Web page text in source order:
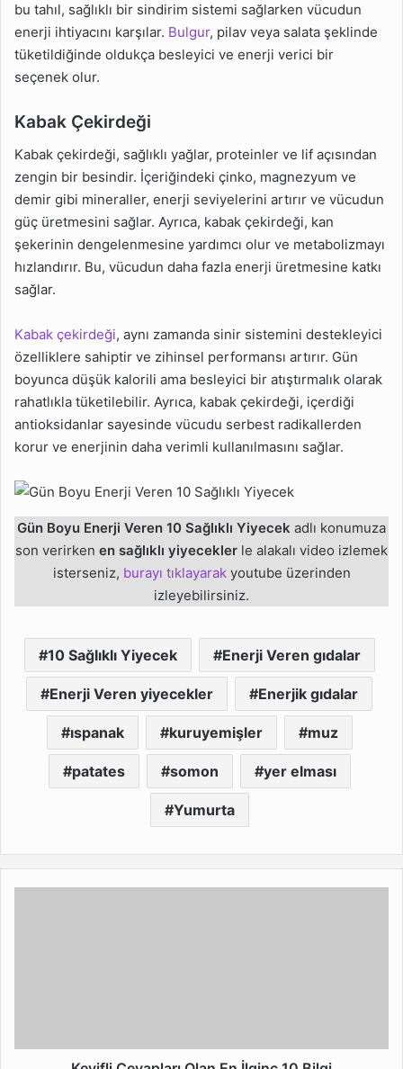
bu tahıl, sağlıklı bir sindirim sistemi sağlarken vücudun
enerji ihtiyacını karşılar. Bulgur, pilav veya salata şeklinde
tüketildiğinde oldukça besleyici ve enerji verici bir
seçenek olur.
Kabak Çekirdeği
Kabak çekirdeği, sağlıklı yağlar, proteinler ve lif açısından
zengin bir besindir. İçeriğindeki çinko, magnezyum ve
demir gibi mineraller, enerji seviyelerini artırır ve vücudun
güç üretmesini sağlar. Ayrıca, kabak çekirdeği, kan
şekerinin dengelenmesine yardımcı olur ve metabolizmayı
hızlandırır. Bu, vücudun daha fazla enerji üretmesine katkı
sağlar.
Kabak çekirdeği, aynı zamanda sinir sistemini destekleyici
özelliklere sahiptir ve zihinsel performansı artırır. Gün
boyunca düşük kalorili ama besleyici bir atıştırmalık olarak
rahatlıkla tüketilebilir. Ayrıca, kabak çekirdeği, içerdiği
antioksidanlar sayesinde vücudu serbest radikallerden
korur ve enerjinin daha verimli kullanılmasını sağlar.
Gün Boyu Enerji Veren 10 Sağlıklı Yiyecek adlı konumuza
son verirken en sağlıklı yiyecekler le alakalı video izlemek
isterseniz, burayı tıklayarak youtube üzerinden
izleyebilirsiniz.
10 Sağlıklı Yiyecek Enerji Veren gıdalar
Enerji Veren yiyecekler Enerjik gıdalar
ıspanak kuruyemişler muz
patates somon yer elması
Yumurta